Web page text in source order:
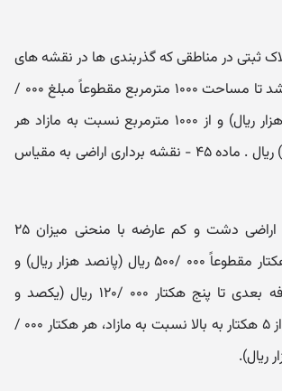
ثبتی در مناطقی که گذربندی ها در نقشه های
هوائی مشخص نباشد تا مساحت ۱۰۰۰ مترمربع مقطوعاً مبلغ ۰۰۰ /
۶۰۰ ریال (ششصد هزار ریال) و از ۱۰۰۰ مترمربع نسبت به مازاد هر
مترمربع ۱۰۰ (یکصد) ریال . ماده ۴۵ - نقشه برداری اراضی به مقیاس
۱) نقشه برداری در اراضی دشت و کم عارضه با منحنی میزان ۲۵
سانتیمتری تا یک هکتار مقطوعاً ۰۰۰ /۵۰۰ ریال (پانصد هزار ریال) و
برای هر هکتار اضافه بعدی تا پنج هکتار ۰۰۰ /۱۲۰ ریال (یکصد و
بیست هزار ریال) و از ۵ هکتار به بالا نسبت به مازاد، هر هکتار ۰۰۰ /